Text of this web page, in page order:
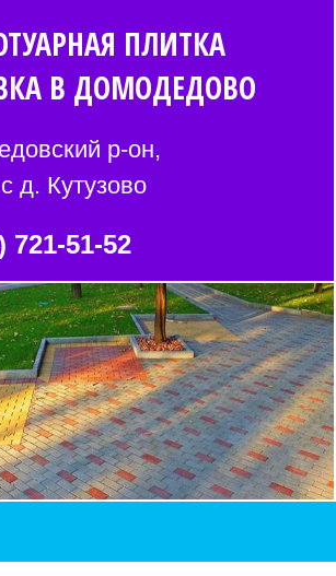
ПЛИТКА
В ДОМОДЕДОВО
р-он,
д. Кутузово
721-51-52